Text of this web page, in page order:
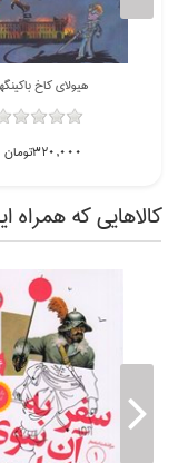
هيولاي كاخ
320,000تومان
كالاهايي كه همراه